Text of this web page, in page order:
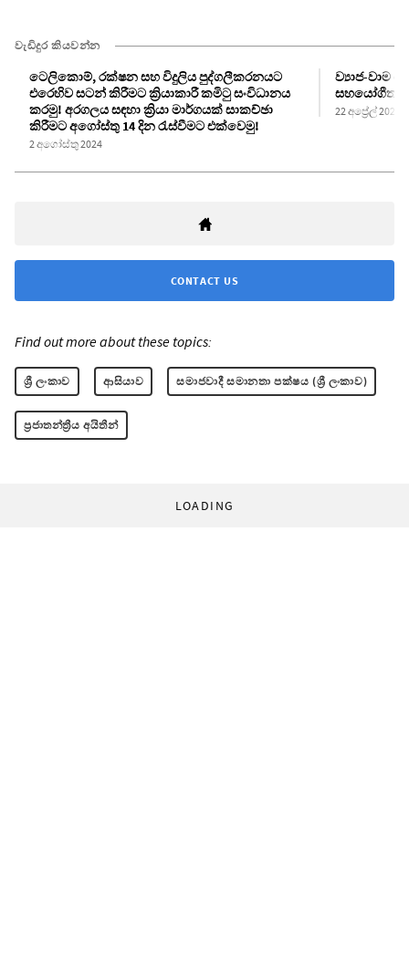
වැඩිදුර කියවන්න
ටෙලිකොම්, රක්ෂන සහ විදුලිය පුද්ගලීකරනයට
එරෙහිව සටන් කිරීමට ක්‍රියාකාරී කමිටු සංවිධානය
කරමු! අරගලය සඳහා ක්‍රියා මාර්ගයක් සාකච්ඡා
කිරීමට අගෝස්තු 14 දින රැස්වීමට එක්වෙමු!
2 අගෝස්තු 2024
ව්‍යාජ-වාම
සහයෝගීතාව
22 අප්‍රේල් 2023
CONTACT US
Find out more about these topics:
ශ්‍රී ලංකාව ආසියාව සමාජවාදී සමානතා පක්ෂය (ශ්‍රී ලංකාව)
ප්‍රජාතන්ත්‍රීය අයිතීන්
LOADING